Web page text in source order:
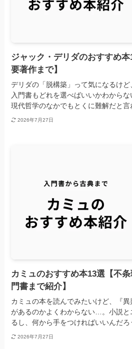
ジャック・デリダのおすすめ
要著作まで】
デリダの「脱構築」って気になるけど
入門書もどれを選べばいいかわから
現代哲学のなかでもとくに難解だと言
2026年7月27日
カミュのおすすめ本13選【不
門書まで紹介】
カミュの本を読んでみたいけど、『
があるのかよくわからない…。小説と
るし、何から手をつければいいんだ
2026年7月27日